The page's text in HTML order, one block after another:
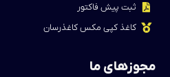
ثبت پیش فاکتور
کاغذ کپی مکس کاغذرسان
مجوزهای ما